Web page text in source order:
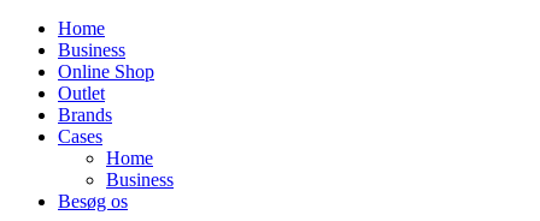
Home
Business
Online Shop
Outlet
Brands
Cases
Home
Business
Besøg os